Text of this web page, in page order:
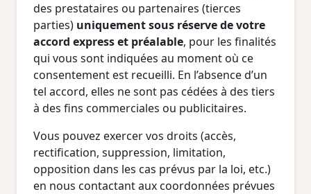
des prestataires ou partenaires (tierces
parties) uniquement sous réserve de votre
accord express et préalable, pour les finalités
qui vous sont indiquées au moment où ce
consentement est recueilli. En l’absence d’un
tel accord, elles ne sont pas cédées à des tiers
à des fins commerciales ou publicitaires.
Vous pouvez exercer vos droits (accès,
rectification, suppression, limitation,
opposition dans les cas prévus par la loi, etc.)
en nous contactant aux coordonnées prévues